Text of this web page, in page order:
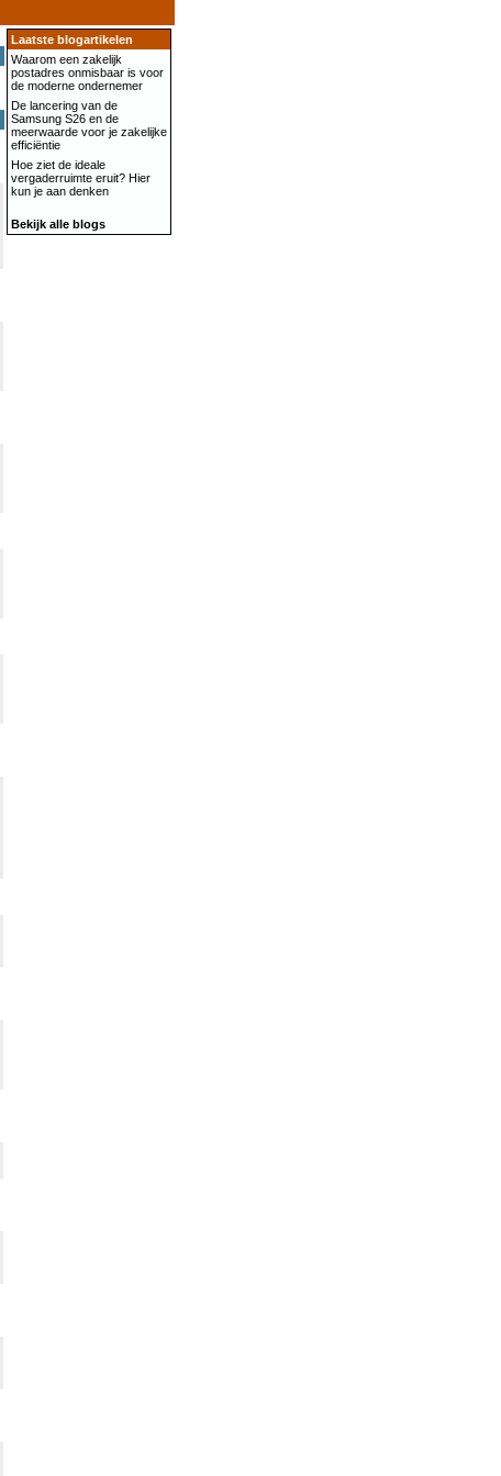
Laatste blogartikelen
Waarom een zakelijk
postadres onmisbaar is voor
de moderne ondernemer
De lancering van de
Samsung S26 en de
meerwaarde voor je zakelijke
efficiëntie
Hoe ziet de ideale
vergaderruimte eruit? Hier
kun je aan denken
Bekijk alle blogs